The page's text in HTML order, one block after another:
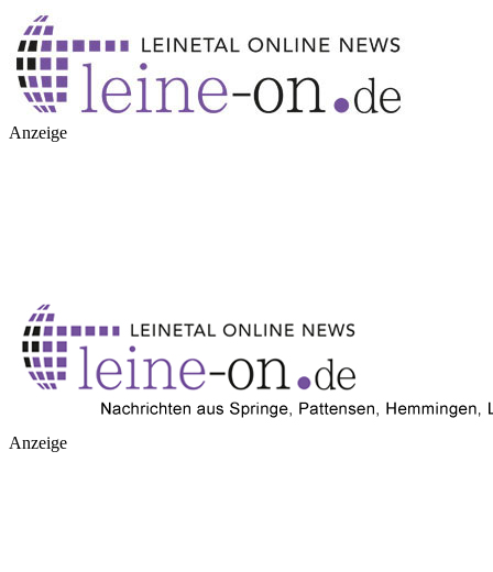
Anzeige
Anzeige